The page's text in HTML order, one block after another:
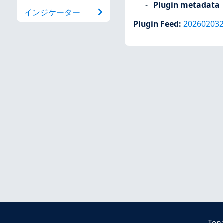
インジケーター
Plugin metadata
Plugin Feed: